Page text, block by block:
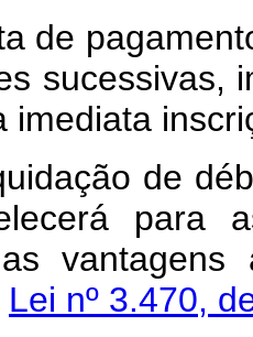
de
sucessivas,
imediata
de
para
Lei nº 3.470,